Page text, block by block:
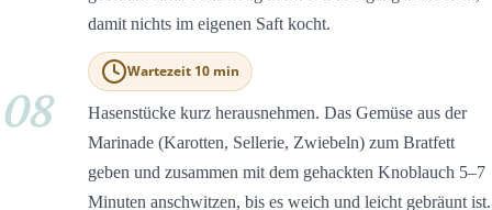
damit nichts im eigenen Saft kocht.
Wartezeit 10 min
08
Hasenstücke kurz herausnehmen. Das Gemüse aus der
Marinade (Karotten, Sellerie, Zwiebeln) zum Bratfett
geben und zusammen mit dem gehackten Knoblauch 5–7
Minuten anschwitzen, bis es weich und leicht gebräunt ist.